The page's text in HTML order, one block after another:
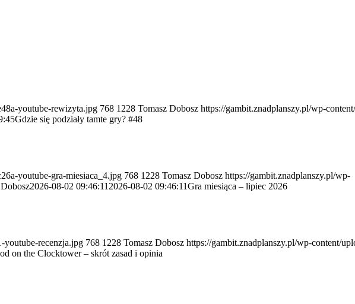
youtube-rewizyta.jpg 768 1228 Tomasz Dobosz https://gambit.znadplanszy.pl/wp-
Gdzie się podziały tamte gry? #48
youtube-gra-miesiaca_4.jpg 768 1228 Tomasz Dobosz https://gambit.znadplanszy.pl/wp-
2026-08-02 09:46:11 2026-08-02 09:46:11Gra miesiąca – lipiec 2026
youtube-recenzja.jpg 768 1228 Tomasz Dobosz https://gambit.znadplanszy.pl/wp-content/
on the Clocktower – skrót zasad i opinia